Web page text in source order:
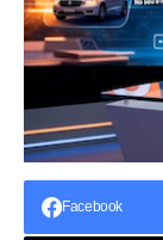
Facebook